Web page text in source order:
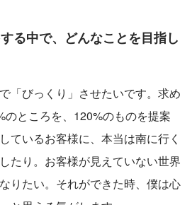
る中で、どんなことを目指し
「びっくり」させたいです。求め
のところを、120%のものを提案
ているお客様に、本当は南に行く
たり。お客様が見えていない世界
りたい。それができた時、僕は心